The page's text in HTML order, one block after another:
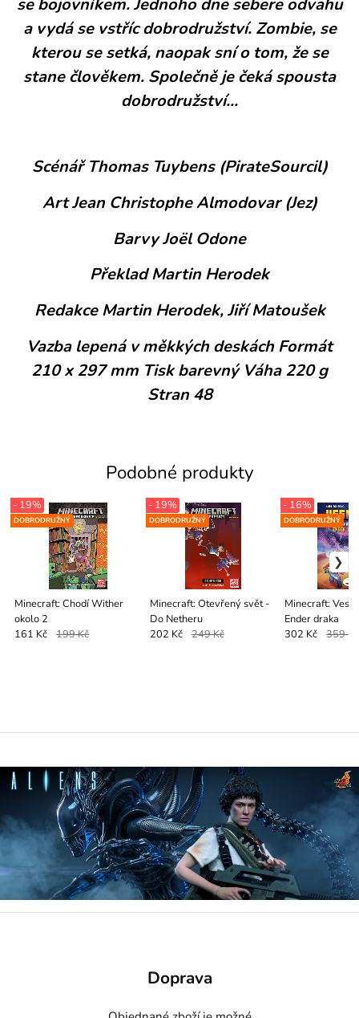
se bojovníkem. Jednoho dne sebere odvahu
a vydá se vstříc dobrodružství. Zombie, se
kterou se setká, naopak sní o tom, že se
stane člověkem. Společně je čeká spousta
dobrodružství...
Scénář Thomas Tuybens (PirateSourcil)
Art Jean Christophe Almodovar (Jez)
Barvy Joël Odone
Překlad Martin Herodek
Redakce Martin Herodek, Jiří Matoušek
Vazba lepená v měkkých deskách Formát
210 x 297 mm Tisk barevný Váha 220 g
Stran 48
Podobné produkty
Minecraft: Chodí Wither
okolo 2
DOBRODRUŽNÝ
- 19%
161 Kč 199 Kč
Minecraft: Otevřený svět -
Do Netheru
DOBRODRUŽNÝ
- 19%
202 Kč 249 Kč
Minecraft:
Ender draka
DOBRODRUŽNÝ
- 16%
302 Kč 359 Kč
Doprava